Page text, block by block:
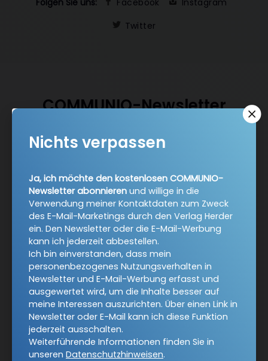
Folgen Sie uns: Facebook
Instagram
Twitter
COMMUNIO-Newsletter
Ja, ich möchte den kostenlosen COMMUNIO-Newsletter
und willige in die Verwendung meiner
den Verlag Herder ein. Den Newsletter oder die E-Mail-
Werbung kann ich jederzeit abbestellen.
Ich bin einverstanden, dass mein personenbezogenes
Nutzungsverhalten in Newsletter und E-Mail-Werbung
erfasst und ausgewertet wird, um die Inhalte besser auf
meine Interessen auszurichten. Über einen Link in
Newsletter oder E-Mail kann ich diese Funktion jederzeit
ausschalten.
Weiterführende Informationen finden Sie in unseren
Datenschutzhinweisen.
E-Mail
Nichts verpassen
Ja, ich möchte den kostenlosen COMMUNIO-
Newsletter abonnieren und willige in die
Verwendung meiner Kontaktdaten zum Zweck
des E-Mail-Marketings durch den Verlag Herder
ein. Den Newsletter oder die E-Mail-Werbung
kann ich jederzeit abbestellen.
Ich bin einverstanden, dass mein
personenbezogenes Nutzungsverhalten in
Newsletter und E-Mail-Werbung erfasst und
ausgewertet wird, um die Inhalte besser auf
meine Interessen auszurichten. Über einen Link in
Newsletter oder E-Mail kann ich diese Funktion
jederzeit ausschalten.
Weiterführende Informationen finden Sie in
unseren Datenschutzhinweisen.